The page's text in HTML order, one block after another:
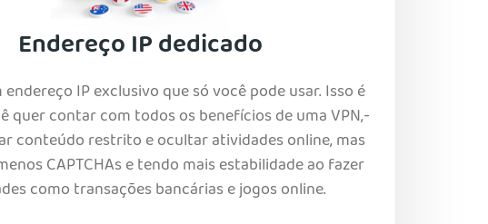
Endereço IP dedicado
IP exclusivo que só você pode usar. Isso é
quer contar com todos os benefícios de uma VPN,-
conteúdo restrito e ocultar atividades online, mas
CAPTCHAs e tendo mais estabilidade ao fazer
como transações bancárias e jogos online.